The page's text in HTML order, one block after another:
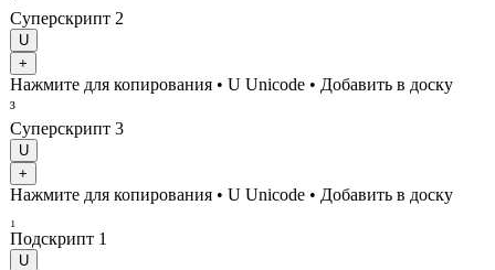
Суперскрипт 2
U
+
Нажмите для копирования • U Unicode • Добавить в доску
³
Суперскрипт 3
U
+
Нажмите для копирования • U Unicode • Добавить в доску
₁
Подскрипт 1
U